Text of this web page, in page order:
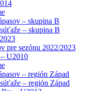
– skupina B
– skupina B
pre sezónu 2022/2023
U2010
– región Západ
– región Západ